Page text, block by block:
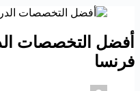
أفضل التخصصات
فرنسا